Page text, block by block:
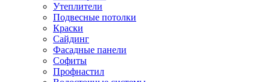
Утеплители
Подвесные потолки
Краски
Сайдинг
Фасадные панели
Софиты
Профнастил